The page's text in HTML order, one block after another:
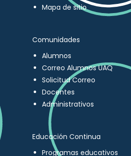
Mapa de sitio
Comunidades
Alumnos
Correo Alumnos UAQ
Solicitud Correo
Docentes
Administrativos
Educación Continua
Programas educativos